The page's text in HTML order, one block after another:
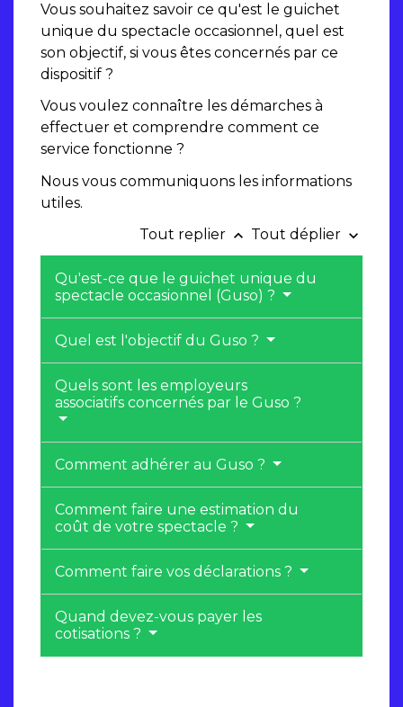
Vous souhaitez savoir ce qu'est le guichet
unique du spectacle occasionnel, quel est
son objectif, si vous êtes concernés par ce
dispositif ?
Vous voulez connaître les démarches à
effectuer et comprendre comment ce
service fonctionne ?
Nous vous communiquons les informations
utiles.
Tout replier keyboard_arrow_up Tout déplier keyboard_arrow_down
Qu'est-ce que le guichet unique du
spectacle occasionnel (Guso) ?
Quel est l'objectif du Guso ?
Quels sont les employeurs
associatifs concernés par le Guso ?
Comment adhérer au Guso ?
Comment faire une estimation du
coût de votre spectacle ?
Comment faire vos déclarations ?
Quand devez-vous payer les
cotisations ?